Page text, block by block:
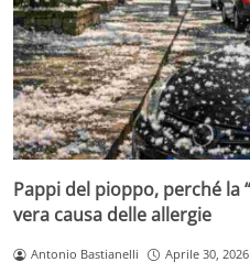
Pappi del pioppo, perché la
vera causa delle allergie
Antonio Bastianelli Aprile 30, 2026